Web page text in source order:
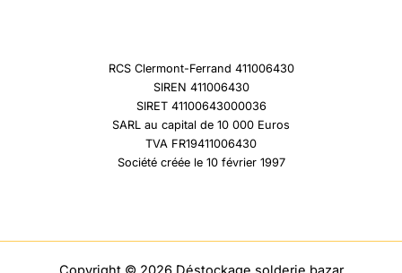
RCS Clermont-Ferrand 411006430
SIREN 411006430
SIRET 41100643000036
SARL au capital de 10 000 Euros
TVA FR19411006430
Société créée le 10 février 1997